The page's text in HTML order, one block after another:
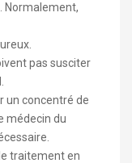
Normalement,
pas susciter
un concentré de
médecin du
traitement en